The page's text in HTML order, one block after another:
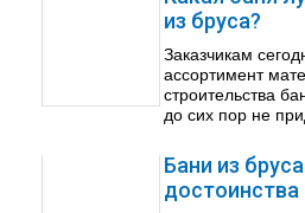
из бруса?
Заказчикам
ассортимент
строительства
до сих пор не
Бани из
достоинства